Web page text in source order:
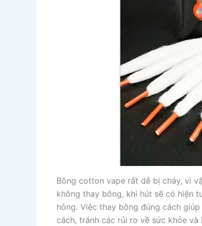
Bông cotton vape rất dễ bị cháy, vì
không thay bông, khi hút sẽ có hiện
hỏng. Việc thay bông đúng cách
cách, tránh các rủi ro về sức khỏe